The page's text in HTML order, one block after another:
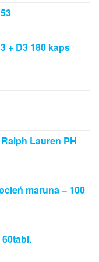
+ D3 180 kaps
Lauren PH
maruna – 100